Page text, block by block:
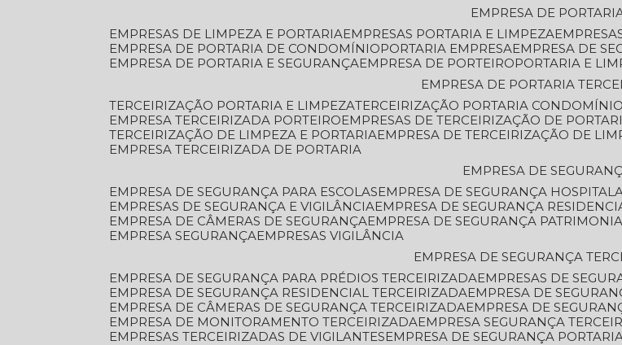
EMPRESA DE
EMPRESAS DE LIMPEZA E PORTARIA
EMPRESAS PORTARIA E LIMPEZA
EMPRESA DE PORTARIA DE CONDOMÍNIO
PORTARIA EMPRESA
EMPRESA DE
EMPRESA DE PORTARIA E SEGURANÇA
EMPRESA DE PORTEIRO PORTARIA E
EMPRESA DE PORTARIA
TERCEIRIZAÇÃO PORTARIA E LIMPEZA TERCEIRIZAÇÃO PORTARIA CONDOMÍNIO
EMPRESA TERCEIRIZADA PORTEIRO
EMPRESAS DE TERCEIRIZAÇÃO DE
TERCEIRIZAÇÃO DE LIMPEZA E PORTARIA
EMPRESA DE TERCEIRIZAÇÃO DE
EMPRESA TERCEIRIZADA DE PORTARIA
EMPRESA DE
EMPRESA DE SEGURANÇA PARA ESCOLAS
EMPRESA DE SEGURANÇA
EMPRESAS DE SEGURANÇA E VIGILÂNCIA
EMPRESA DE SEGURANÇA
EMPRESA DE CÂMERAS DE SEGURANÇA
EMPRESA DE SEGURANÇA
EMPRESA SEGURANÇA
EMPRESAS VIGILÂNCIA
EMPRESA DE SEGURANÇA
EMPRESA DE SEGURANÇA PARA PRÉDIOS TERCEIRIZADA
EMPRESAS DE
EMPRESA DE SEGURANÇA RESIDENCIAL TERCEIRIZADA
EMPRESA DE
EMPRESA DE CÂMERAS DE SEGURANÇA TERCEIRIZADA
EMPRESA DE
EMPRESA DE MONITORAMENTO TERCEIRIZADA
EMPRESA SEGURANÇA
EMPRESAS TERCEIRIZADAS DE VIGILANTES
EMPRESA DE SEGURANÇA